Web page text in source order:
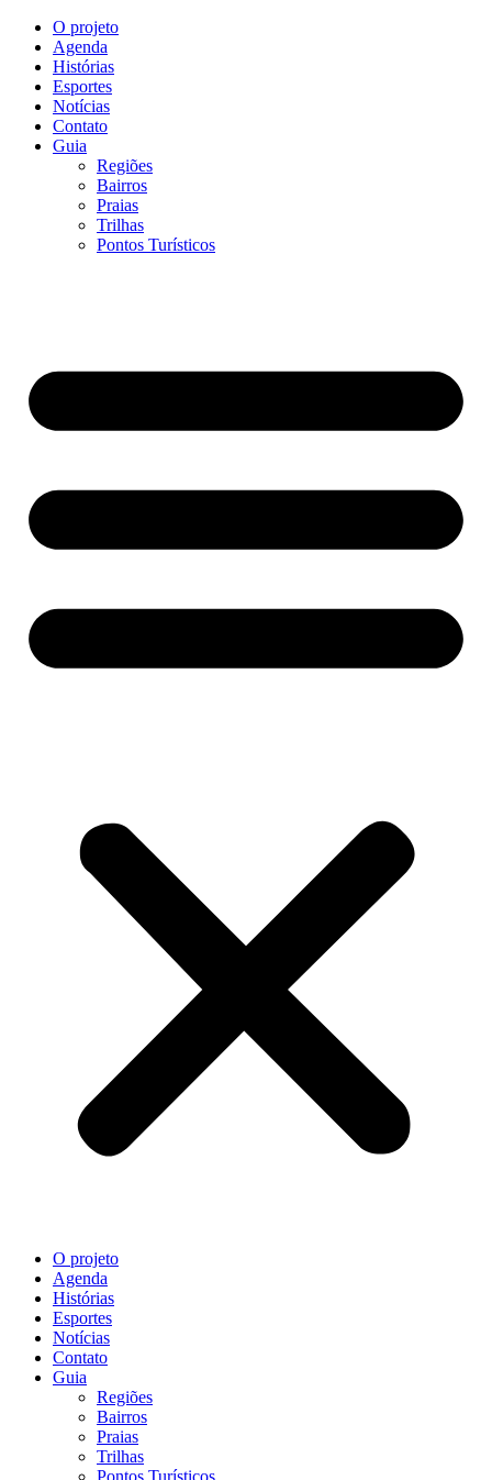
O projeto
Agenda
Histórias
Esportes
Notícias
Contato
Guia
Regiões
Bairros
Praias
Trilhas
Pontos Turísticos
O projeto
Agenda
Histórias
Esportes
Notícias
Contato
Guia
Regiões
Bairros
Praias
Trilhas
Pontos Turísticos